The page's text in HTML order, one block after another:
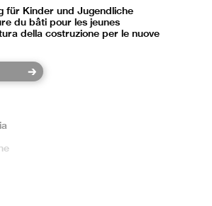
für Kinder und Jugendliche
du bâti pour les jeunes
della costruzione per le nuove